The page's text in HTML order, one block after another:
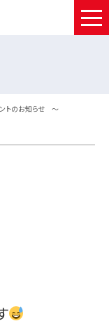
トのお知らせ ～